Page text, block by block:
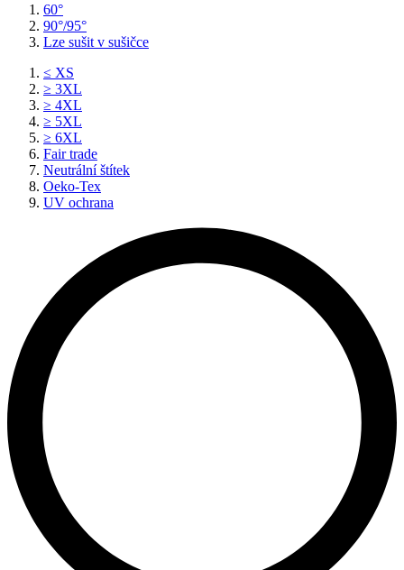
60°
90°/95°
Lze sušit v sušičce
≤ XS
≥ 3XL
≥ 4XL
≥ 5XL
≥ 6XL
Fair trade
Neutrální štítek
Oeko-Tex
UV ochrana